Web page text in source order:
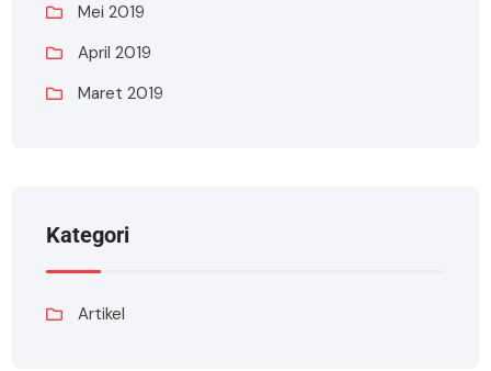
Mei 2019
April 2019
Maret 2019
Kategori
Artikel